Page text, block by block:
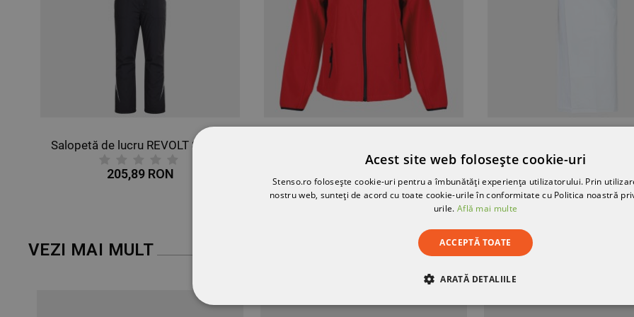
Salopetă de lucru REVOLT SOFTSHELL WINTER NEGRU
VEZI MAI MULT
Acest site web folosește cookie-uri
Stenso.ro folosește cookie-uri pentru a îmbunătăți experiența utilizatorului. Prin
nostru web, sunteți de acord cu toate cookie-urile în conformitate cu Politica noastră
urile. Află mai multe
ACCEPTĂ TOATE
ARATĂ DETALIILE